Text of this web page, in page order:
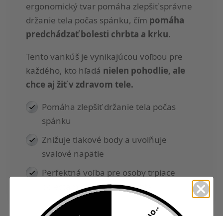
ergonomický tvar pomáha zlepšiť správne
držanie tela počas spánku, čím pomáha
predchádzať bolesti chrbta a krku.
Tento vankúš je vynikajúcou voľbou pre
každého, kto hľadá nielen pohodlie, ale
chce aj žiť v zdravom tele.
Pomáha zlepšiť držanie tela počas
spánku
Znižuje tlakové body a uvoľňuje
svalové napätie
Perfektná voľba pre osoby trpiace
bolesťami krku alebo chrbta